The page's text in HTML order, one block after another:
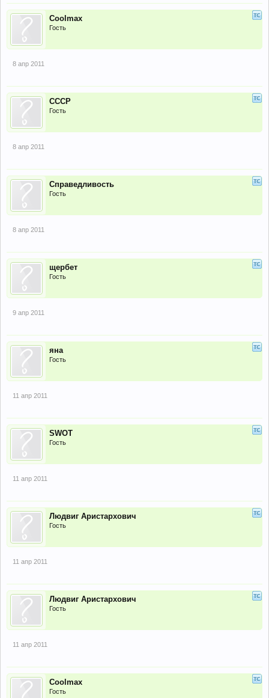
Coolmax
Гость
8 апр 2011
СССР
Гость
8 апр 2011
Справедливость
Гость
8 апр 2011
щербет
Гость
9 апр 2011
яна
Гость
11 апр 2011
SWOT
Гость
11 апр 2011
Людвиг Аристархович
Гость
11 апр 2011
Людвиг Аристархович
Гость
11 апр 2011
Coolmax
Гость